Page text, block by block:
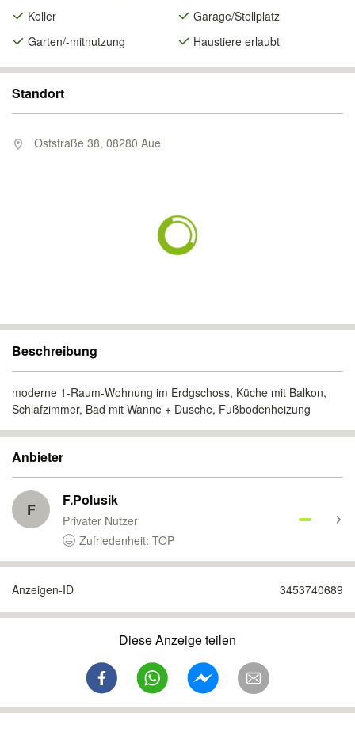
Keller
Garage/Stellplatz
Garten/-mitnutzung
Haustiere erlaubt
Standort
Oststraße 38, 08280 Aue
Beschreibung
moderne 1-Raum-Wohnung im Erdgschoss, Küche mit Balkon,
Schlafzimmer, Bad mit Wanne + Dusche, Fußbodenheizung
Anbieter
F F.Polusik
Privater Nutzer
Zufriedenheit: TOP
Anzeigen-ID 3453740689
Diese Anzeige teilen